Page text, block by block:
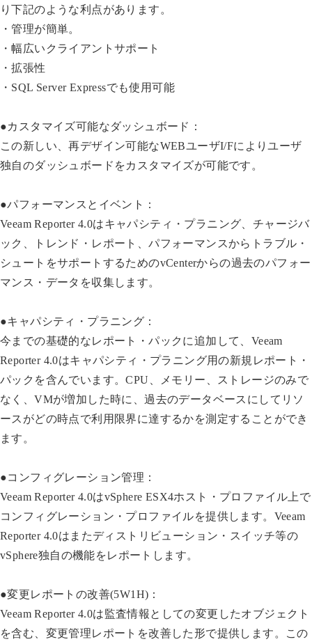
り下記のような利点があります。
・管理が簡単。
・幅広いクライアントサポート
・拡張性
・SQL Server Expressでも使用可能
●カスタマイズ可能なダッシュボード：
この新しい、再デザイン可能なWEBユーザI/Fによりユーザ
独自のダッシュボードをカスタマイズが可能です。
●パフォーマンスとイベント：
Veeam Reporter 4.0はキャパシティ・プラニング、チャージバ
ック、トレンド・レポート、パフォーマンスからトラブル・
シュートをサポートするためのvCenterからの過去のパフォー
マンス・データを収集します。
●キャパシティ・プラニング：
今までの基礎的なレポート・パックに追加して、Veeam
Reporter 4.0はキャパシティ・プラニング用の新規レポート・
パックを含んでいます。CPU、メモリー、ストレージのみで
なく、VMが増加した時に、過去のデータベースにしてリソ
ースがどの時点で利用限界に達するかを測定することができ
ます。
●コンフィグレーション管理：
Veeam Reporter 4.0はvSphere ESX4ホスト・プロファイル上で
コンフィグレーション・プロファイルを提供します。Veeam
Reporter 4.0はまたディストリビューション・スイッチ等の
vSphere独自の機能をレポートします。
●変更レポートの改善(5W1H)：
Veeam Reporter 4.0は監査情報としての変更したオブジェクト
を含む、変更管理レポートを改善した形で提供します。この